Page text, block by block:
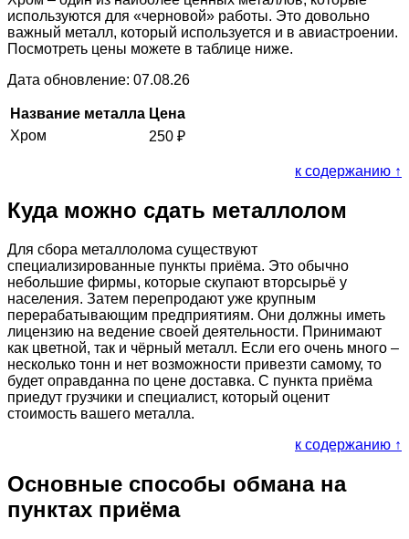
используются для «черновой» работы. Это довольно
важный металл, который используется и в авиастроении.
Посмотреть цены можете в таблице ниже.
Дата обновление: 07.08.26
Название металла Цена
Хром
250 ₽
к содержанию ↑
Куда можно сдать металлолом
Для сбора металлолома существуют
специализированные пункты приёма. Это обычно
небольшие фирмы, которые скупают вторсырьё у
населения. Затем перепродают уже крупным
перерабатывающим предприятиям. Они должны иметь
лицензию на ведение своей деятельности. Принимают
как цветной, так и чёрный металл. Если его очень много –
несколько тонн и нет возможности привезти самому, то
будет оправданна по цене доставка. С пункта приёма
приедут грузчики и специалист, который оценит
стоимость вашего металла.
к содержанию ↑
Основные способы обмана на
пунктах приёма